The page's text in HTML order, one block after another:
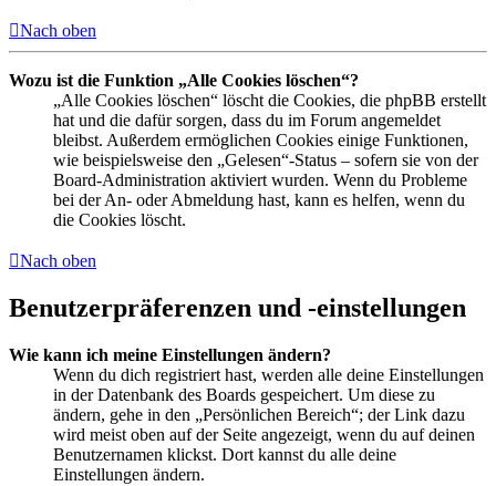
Nach oben
Wozu ist die Funktion „Alle Cookies löschen“?
„Alle Cookies löschen“ löscht die Cookies, die phpBB erstellt
hat und die dafür sorgen, dass du im Forum angemeldet
bleibst. Außerdem ermöglichen Cookies einige Funktionen,
wie beispielsweise den „Gelesen“-Status – sofern sie von der
Board-Administration aktiviert wurden. Wenn du Probleme
bei der An- oder Abmeldung hast, kann es helfen, wenn du
die Cookies löscht.
Nach oben
Benutzerpräferenzen und -einstellungen
Wie kann ich meine Einstellungen ändern?
Wenn du dich registriert hast, werden alle deine Einstellungen
in der Datenbank des Boards gespeichert. Um diese zu
ändern, gehe in den „Persönlichen Bereich“; der Link dazu
wird meist oben auf der Seite angezeigt, wenn du auf deinen
Benutzernamen klickst. Dort kannst du alle deine
Einstellungen ändern.